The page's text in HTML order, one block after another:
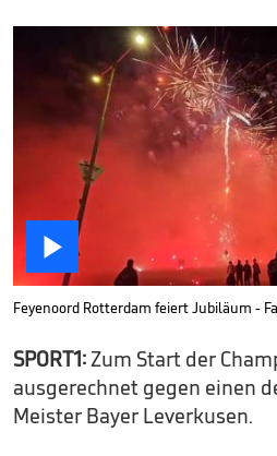

Feyenoord Rotterdam feiert Jubiläum -
SPORT1:Zum Start der
ausgerechnet gegen einen
Meister Bayer Leverkusen.